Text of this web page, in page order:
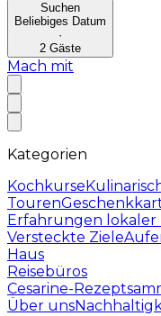
Suchen
Beliebiges Datum
·
2 Gäste
Mach mit
Kategorien
Kochkurse
Touren
Erfahrungen
Versteckte Ziele
Haus
Reisebüros
Cesarine-
Über uns